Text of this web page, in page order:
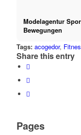
Modelagentur
Bewegungen
Tags: acogedor,
Share this entry
Pages